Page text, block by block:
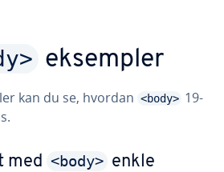
eksempler
kan du se, hvordan <body> 19-
med <body> enkle